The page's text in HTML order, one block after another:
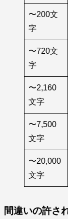
〜200文
字
〜720文
字
〜2,160
文字
〜7,500
文字
〜20,000
文字
間違いの許さ